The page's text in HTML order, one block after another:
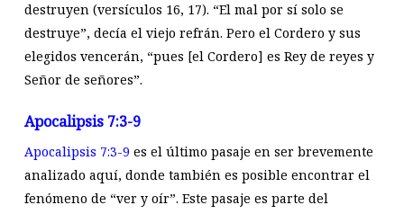
destruyen (versículos 16, 17). “El mal por sí solo se
destruye”, decía el viejo refrán. Pero el Cordero y sus
elegidos vencerán, “pues [el Cordero] es Rey de reyes y
Señor de señores”.
Apocalipsis 7:3-9
Apocalipsis 7:3-9 es el último pasaje en ser brevemente
analizado aquí, donde también es posible encontrar el
fenómeno de “ver y oír”. Este pasaje es parte del